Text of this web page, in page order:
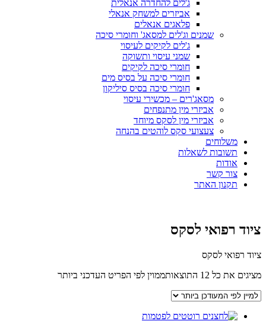
ג'לים להחדרה אנאלית
אביזרים למשחק אנאלי
פלאגים אנאלים
שמנים וג'לים למסאג' וחומרי סיכה
ג'לים לקיקים לעיסוי
שמני עיסוי ותשוקה
חומרי סיכה לקיקים
חומרי סיכה על בסיס מים
חומרי סיכה בסיס סיליקון
מסאג'רים – מכשירי עיסוי
אביזרי מין מתנפחים
אביזרי מין לסקס מיוחד
צעצועי סקס לוהטים בהנחה
משלוחים
תשובות לשאלות
אודות
צור קשר
תקנון האתר
ציוד רפואי לסקס
ציוד רפואי לסקס
מציגים את כל ⁦12⁩ התוצאות
ממוין לפי הפריט העדכני ביותר